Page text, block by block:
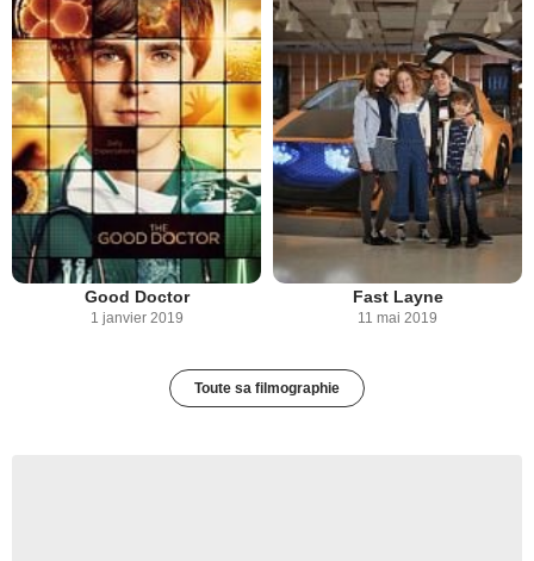
Good Doctor
1 janvier 2019
Fast Layne
11 mai 2019
Toute sa filmographie